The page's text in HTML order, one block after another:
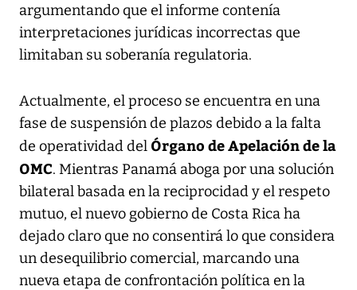
argumentando que el informe contenía
interpretaciones jurídicas incorrectas que
limitaban su soberanía regulatoria.
Actualmente, el proceso se encuentra en una
fase de suspensión de plazos debido a la falta
de operatividad del Órgano de Apelación de la
OMC. Mientras Panamá aboga por una solución
bilateral basada en la reciprocidad y el respeto
mutuo, el nuevo gobierno de Costa Rica ha
dejado claro que no consentirá lo que considera
un desequilibrio comercial, marcando una
nueva etapa de confrontación política en la